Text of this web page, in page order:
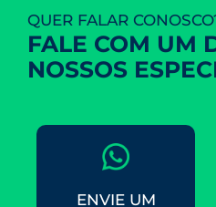
QUER FALAR
FALE COM UM
NOSSOS
ENVIE UM